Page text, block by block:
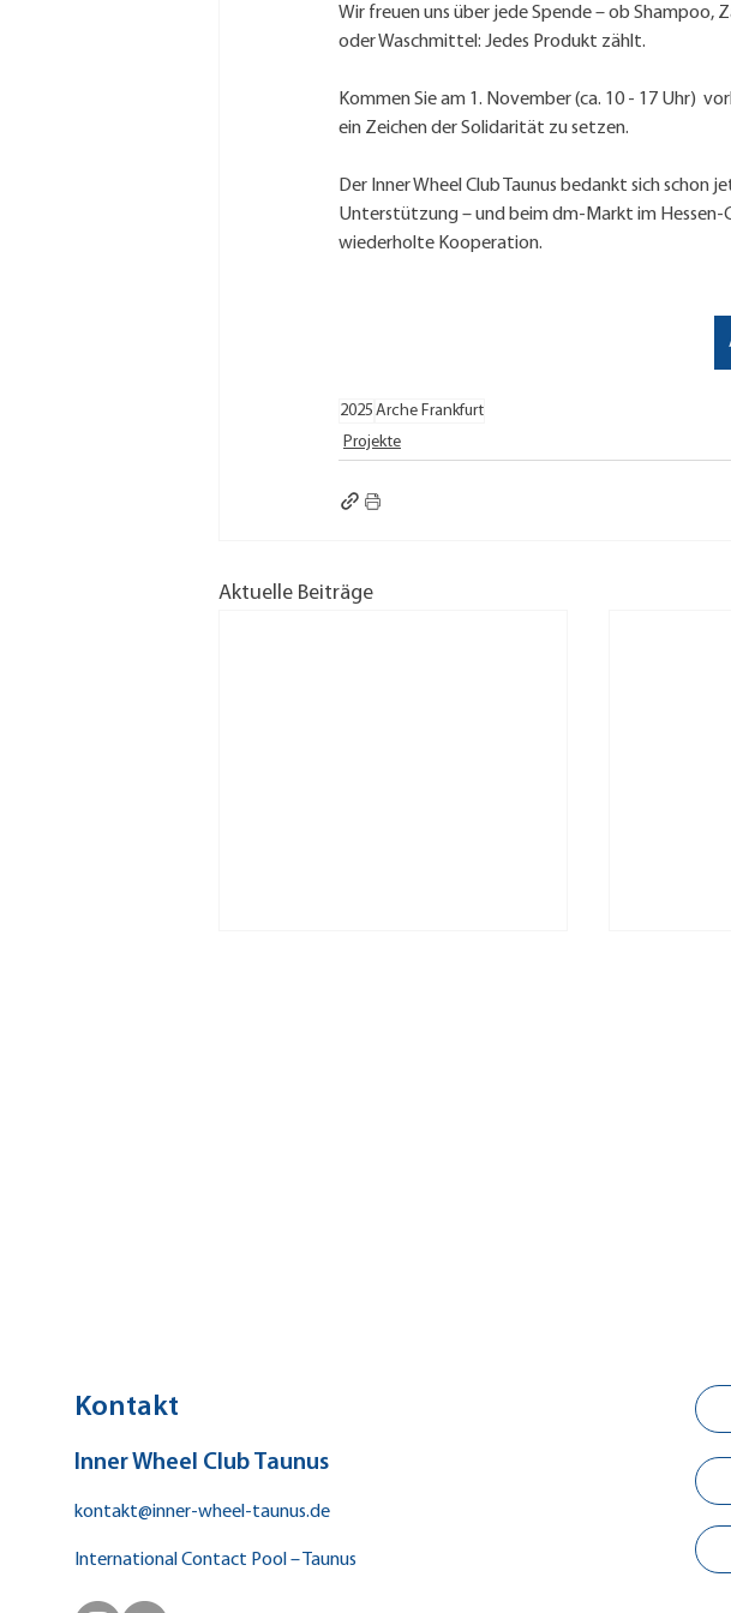
Wir freuen uns über jede Spende – ob Shampoo,
oder Waschmittel: Jedes Produkt zählt.
Kommen Sie am 1. November (ca. 10 - 17 Uhr)
ein Zeichen der Solidarität zu setzen.
Der Inner Wheel Club Taunus bedankt sich schon
Unterstützung – und beim dm-Markt im Hessen-
wiederholte Kooperation.
2025 Arche Frankfurt
Projekte
Aktuelle Beiträge
Kontakt
Inner Wheel Club Taunus
kontakt@inner-wheel-taunus.de
International Contact Pool – Taunus